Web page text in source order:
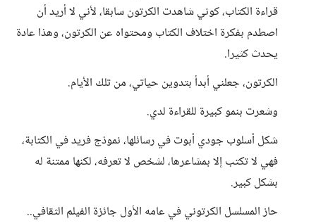
قراءة الكتاب، كوني شاهدت الكرتون سابقا، لأني لا أريد أن
اصطدم بفكرة اختلاف الكتاب ومحتواه عن الكرتون، وهذا عادة
يحدث كثيرا.
الكرتون، جعلني أبدأ بتدوين حياتي، من تلك الأيام.
وشعرت بنمو كبيرة للقراءة لدي.
شكل أسلوب جودي أبوت في رسائلها، نموذج فريد في الكتابة،
فهي لا تكتب إلا بمشاعرها، لشخص لا تعرفه، لكنها ممتنة له
بشكل كبير.
حاز المسلسل الكرتوني في عامه الأول جائزة الفيلم الثقافي..